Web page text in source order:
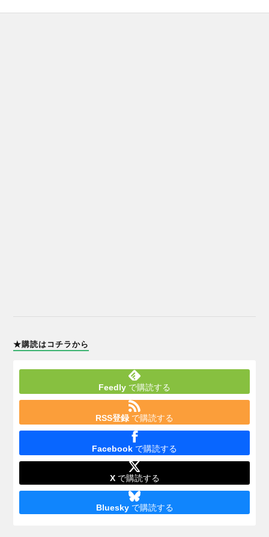
★購読はコチラから
Feedly で購読する
RSS登録 で購読する
Facebook で購読する
Xで購読する
Blueskyで購読する